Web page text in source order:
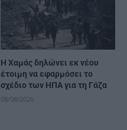
Η Χαμάς δηλώνει εκ νέου
έτοιμη να εφαρμόσει το
σχέδιο των ΗΠΑ για τη Γάζα
08/08/2026